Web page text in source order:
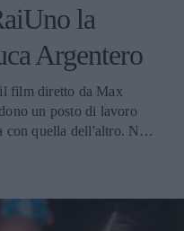
la
Argentero
film diretto da Max
un posto di lavoro
con quella dell'altro. Nel